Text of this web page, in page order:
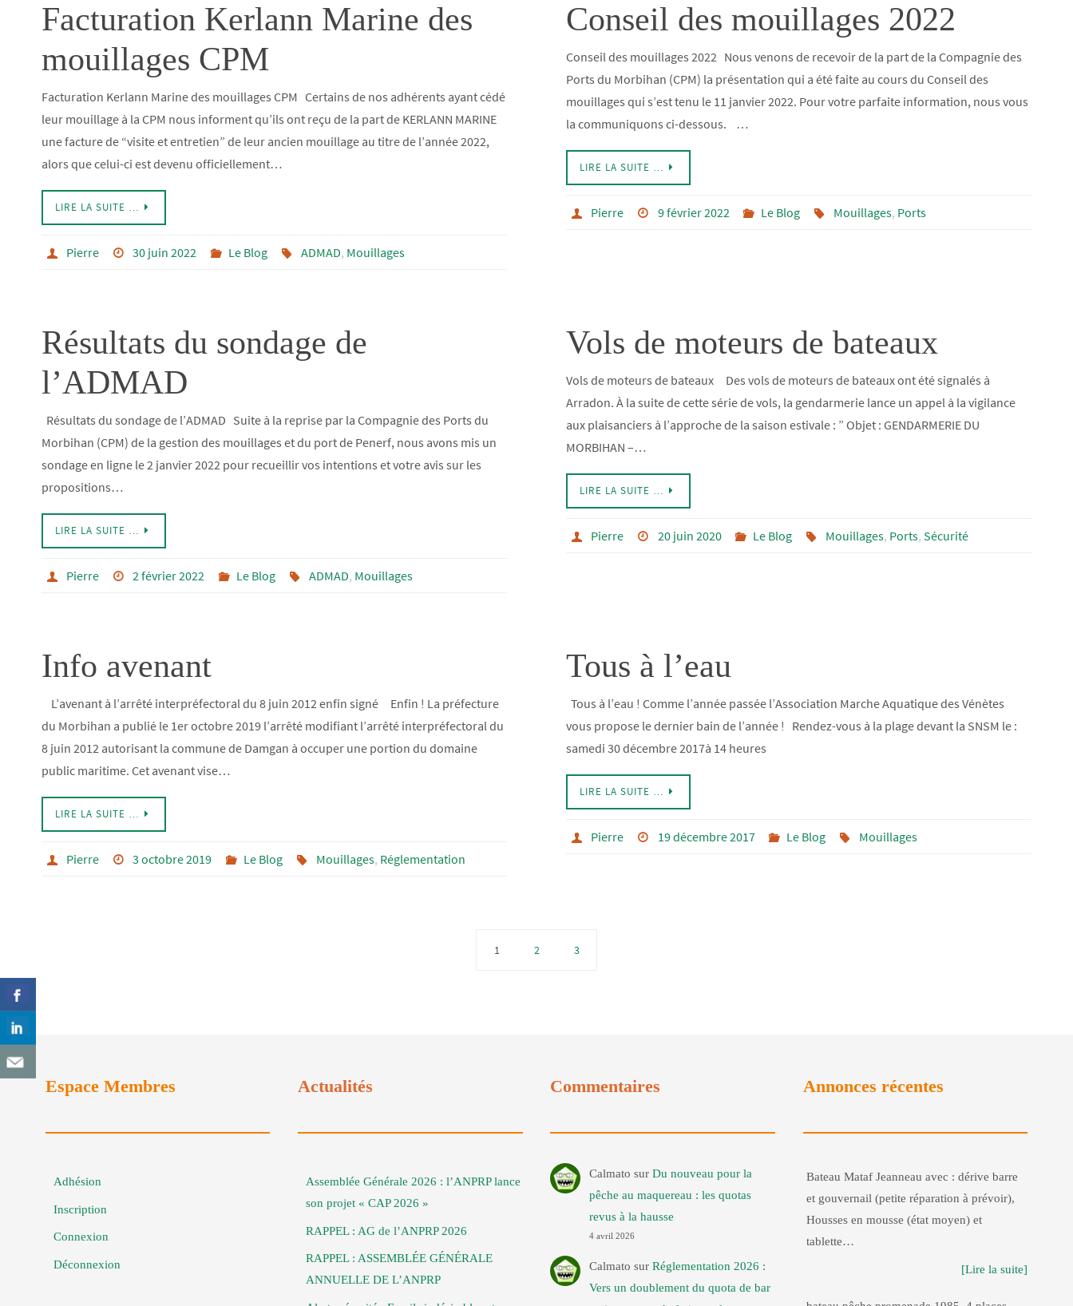
Facturation Kerlann Marine des
mouillages CPM
Facturation Kerlann Marine des mouillages CPM Certains de nos adhérents ayant cédé
leur mouillage à la CPM nous informent qu’ils ont reçu de la part de KERLANN MARINE
une facture de “visite et entretien” de leur ancien mouillage au titre de l’année 2022,
alors que celui-ci est devenu officiellement…
LIRE LA SUITE …
Pierre 30 juin 2022 Le Blog ADMAD, Mouillages
Conseil des mouillages 2022
Conseil des mouillages 2022 Nous venons de recevoir de la part de la Compagnie des
Ports du Morbihan (CPM) la présentation qui a été faite au cours du Conseil des
mouillages qui s’est tenu le 11 janvier 2022. Pour votre parfaite information, nous vous
la communiquons ci-dessous. …
LIRE LA SUITE …
Pierre 9 février 2022 Le Blog Mouillages, Ports
Résultats du sondage de
l’ADMAD
Résultats du sondage de l’ADMAD Suite à la reprise par la Compagnie des Ports du
Morbihan (CPM) de la gestion des mouillages et du port de Penerf, nous avons mis un
sondage en ligne le 2 janvier 2022 pour recueillir vos intentions et votre avis sur les
propositions…
LIRE LA SUITE …
Pierre 2 février 2022 Le Blog ADMAD, Mouillages
Vols de moteurs de bateaux
Vols de moteurs de bateaux Des vols de moteurs de bateaux ont été signalés à
Arradon. À la suite de cette série de vols, la gendarmerie lance un appel à la vigilance
aux plaisanciers à l’approche de la saison estivale : ” Objet : GENDARMERIE DU
MORBIHAN –…
LIRE LA SUITE …
Pierre 20 juin 2020 Le Blog Mouillages, Ports, Sécurité
Info avenant
L’avenant à l’arrêté interpréfectoral du 8 juin 2012 enfin signé Enfin ! La préfecture
du Morbihan a publié le 1er octobre 2019 l’arrêté modifiant l’arrêté interpréfectoral du
8 juin 2012 autorisant la commune de Damgan à occuper une portion du domaine
public maritime. Cet avenant vise…
LIRE LA SUITE …
Pierre 3 octobre 2019 Le Blog Mouillages, Réglementation
Tous à l’eau
Tous à l’eau ! Comme l’année passée l’Association Marche Aquatique des Vénètes
vous propose le dernier bain de l’année ! Rendez-vous à la plage devant la SNSM le :
samedi 30 décembre 2017à 14 heures
LIRE LA SUITE …
Pierre 19 décembre 2017 Le Blog Mouillages
1 2 3
Espace Membres
Adhésion
Inscription
Connexion
Déconnexion
Actualités
Assemblée Générale 2026 : l’ANPRP lance
son projet « CAP 2026 »
RAPPEL : AG de l’ANPRP 2026
RAPPEL : ASSEMBLÉE GÉNÉRALE
ANNUELLE DE L’ANPRP
Commentaires
Calmato surDu nouveau pour la
pêche au maquereau : les quotas
revus à la hausse
4 avril 2026
Calmato surRéglementation 2026 :
Vers un doublement du quota de bar
Annonces récentes
Bateau Mataf Jeanneau avec : dérive barre
et gouvernail (petite réparation à prévoir),
Housses en mousse (état moyen) et
tablette…
[Lire la suite]